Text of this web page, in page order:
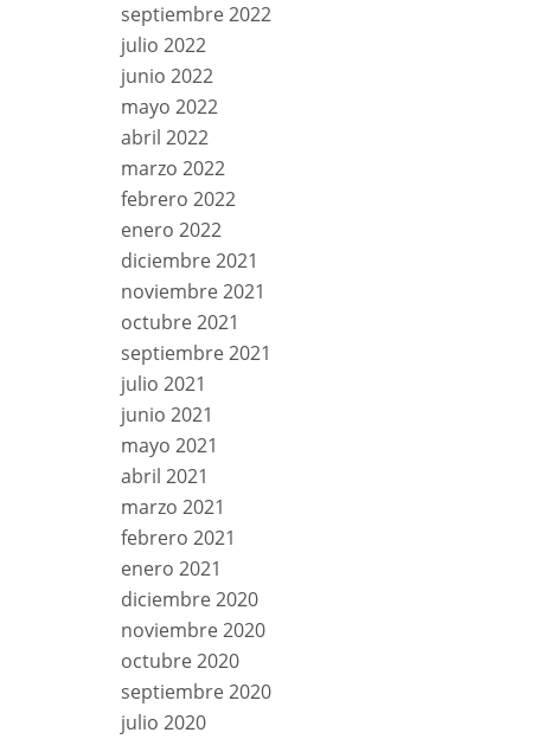
septiembre 2022
julio 2022
junio 2022
mayo 2022
abril 2022
marzo 2022
febrero 2022
enero 2022
diciembre 2021
noviembre 2021
octubre 2021
septiembre 2021
julio 2021
junio 2021
mayo 2021
abril 2021
marzo 2021
febrero 2021
enero 2021
diciembre 2020
noviembre 2020
octubre 2020
septiembre 2020
julio 2020